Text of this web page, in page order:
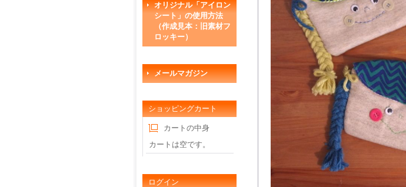
オリジナル「アイロン
シート」の使用方法
（作成見本：旧素材フ
ロッキー）
メールマガジン
ショッピングカート
カートの中身
カートは空です。
ログイン